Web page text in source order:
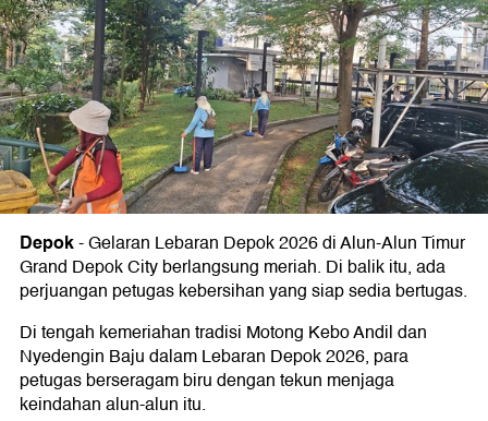
Depok-Gelaran Lebaran Depok 2026 di Alun-Alun Timur
Grand Depok City berlangsung meriah. Di balik itu, ada
perjuangan petugas kebersihan yang siap sedia bertugas.
Di tengah kemeriahan tradisi Motong Kebo Andil dan
Nyedengin Baju dalam Lebaran Depok 2026, para
petugas berseragam biru dengan tekun menjaga
keindahan alun-alun itu.